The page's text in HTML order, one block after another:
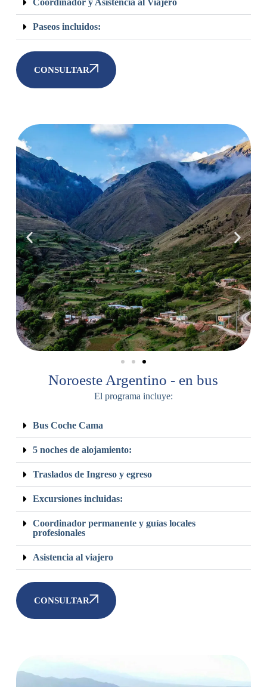
Paseos incluidos:
CONSULTAR
Noroeste Argentino - en bus
El programa incluye:
Bus Coche Cama
5 noches de alojamiento:
Traslados de Ingreso y egreso
Excursiones incluidas:
Coordinador permanente y guías locales
profesionales
Asistencia al viajero
CONSULTAR